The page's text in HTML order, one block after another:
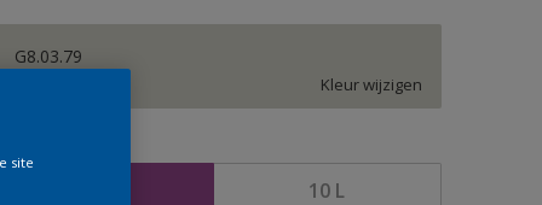
G8.03.79
Kleur wijzigen
10 L
site